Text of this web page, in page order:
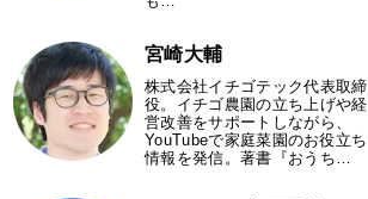
宮崎大輔
株式会社イチゴテック代表取締
役。イチゴ農園の立ち上げや経
営改善をサポートしながら、
YouTubeで家庭菜園のお役立ち
情報を発信。著書『おうち…